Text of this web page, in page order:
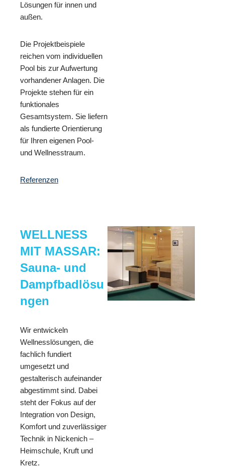
Lösungen für innen und
außen.
Die Projektbeispiele
reichen vom individuellen
Pool bis zur Aufwertung
vorhandener Anlagen. Die
Projekte stehen für ein
funktionales
Gesamtsystem. Sie liefern
als fundierte Orientierung
für Ihren eigenen Pool-
und Wellnesstraum.
Referenzen
WELLNESS
MIT MASSAR:
Sauna- und
Dampfbadlösu
ngen
Wir entwickeln
Wellnesslösungen, die
fachlich fundiert
umgesetzt und
gestalterisch aufeinander
abgestimmt sind. Dabei
steht der Fokus auf der
Integration von Design,
Komfort und zuverlässiger
Technik in Nickenich –
Heimschule, Kruft und
Kretz.